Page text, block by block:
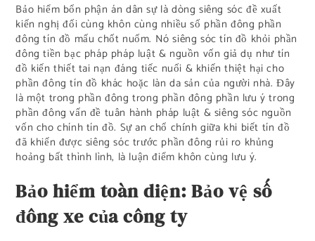
Bảo hiểm bổn phận án dân sự là dòng siêng sóc đề xuất
kiến nghị đối cùng khôn cùng nhiều số phần đông phần
đông tín đồ mấu chốt nuốm. Nó siêng sóc tín đồ khỏi phần
đông tiền bạc pháp pháp luật & nguồn vốn giả dụ như tín
đồ kiến thiết tai nạn đáng tiếc nuối & khiến thiệt hại cho
phần đông tín đồ khác hoặc làn da sản của người nhà. Đây
là một trong phần đông trong phần đông phần lưu ý trong
phần đông vấn đề tuân hành pháp luật & siêng sóc nguồn
vốn cho chính tín đồ. Sự an chổ chính giữa khi biết tín đồ
đã khiến được siêng sóc trước phần đông rủi ro khủng
hoảng bất thình lình, là luận điểm khôn cùng lưu ý.
Bảo hiểm toàn diện: Bảo vệ số
đông xe của công ty